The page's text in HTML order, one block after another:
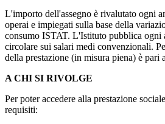
L'importo dell'assegno è rivalutato ogni
operai e impiegati sulla base della
consumo ISTAT. L'Istituto pubblica ogni
circolare sui salari medi convenzionali.
della prestazione (in misura piena) è pari
A CHI SI RIVOLGE
Per poter accedere alla prestazione
requisiti: